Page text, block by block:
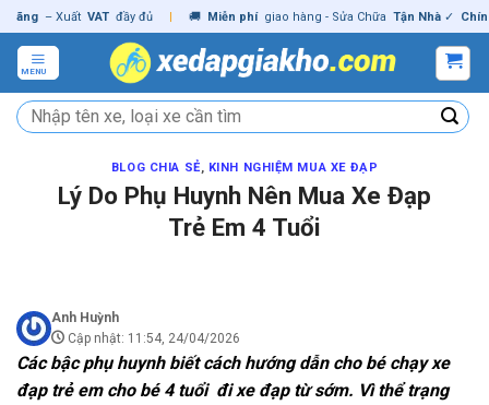
Skip
to
content
– Xuất VAT đầy đủ | 🚚 Miễn phí giao hàng - Sửa Chữa Tận Nhà ✓ Chính
MENU
Tìm
kiếm:
BLOG CHIA SẺ, KINH NGHIỆM MUA XE ĐẠP
Lý Do Phụ Huynh Nên Mua Xe Đạp
Trẻ Em 4 Tuổi
Anh Huỳnh
Cập nhật: 11:54, 24/04/2026
Các bậc phụ huynh biết cách hướng dẫn cho bé chạy xe
đạp trẻ em cho bé 4 tuổi đi xe đạp từ sớm. Vì thể trạng